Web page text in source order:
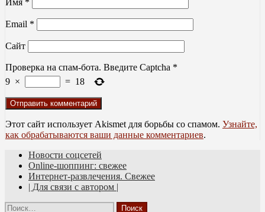
Имя *
Email *
Сайт
Проверка на спам-бота. Введите Captcha *
9 × = 18
Этот сайт использует Akismet для борьбы со спамом. Узнайте,
как обрабатываются ваши данные комментариев.
Обзоры интернет-магазинов, соцсетей,
развлекательных порталов, сайтов
знакомств и других веб-ресурсов
Новости соцсетей
Оnline-шоппинг: свежее
Интернет-развлечения. Свежее
| Для связи с автором |
Найти: